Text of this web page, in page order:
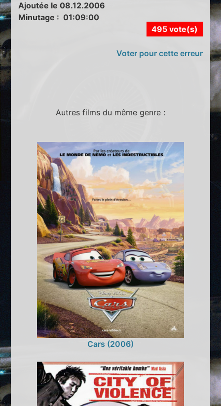
Ajoutée le 08.12.2006
Minutage : 01:09:00
495 vote(s)
Voter pour cette erreur
Autres films du même genre :
Cars (2006)